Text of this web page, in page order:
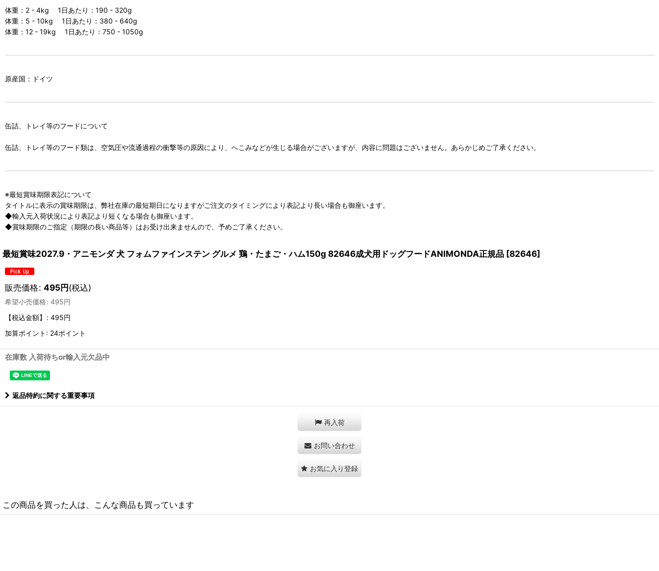
体重：2 - 4kg 1日あたり：190 - 320g
体重：5 - 10kg 1日あたり：380 - 640g
体重：12 - 19kg 1日あたり：750 - 1050g
原産国：ドイツ
缶詰、トレイ等のフードについて
缶詰、トレイ等のフード類は、空気圧や流通過程の衝撃等の原因により、へこみなどが生じる場合がございますが、内容に問題はございません。あらかじめご了承ください。
※最短賞味期限表記について
タイトルに表示の賞味期限は、弊社在庫の最短期日になりますがご注文のタイミングにより表記より長い場合も御座います。
◆輸入元入荷状況により表記より短くなる場合も御座います。
◆賞味期限のご指定（期限の長い商品等）はお受け出来ませんので、予めご了承ください。
最短賞味2027.9・アニモンダ 犬 フォムファインステン グルメ 鶏・たまご・ハム150g 82646成犬用ドッグフードANIMONDA正規品 [82646]
販売価格: 495円(税込)
希望小売価格: 495円
【税込金額】
: 495円
加算ポイント: 24ポイント
在庫数 入荷待ちor輸入元欠品中
返品特約に関する重要事項
再入荷
お問い合わせ
お気に入り登録
この商品を買った人は、こんな商品も買っています